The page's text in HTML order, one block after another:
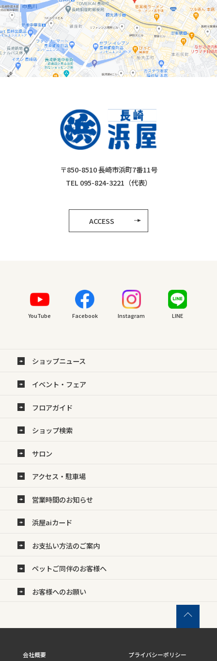
〒850-8510 長崎市浜町7番11号
TEL 095-824-3221（代表）
ACCESS
YouTube Facebook Instagram LINE
ショップニュース
イベント・フェア
フロアガイド
ショップ検索
サロン
アクセス・駐車場
営業時間のお知らせ
浜屋aiカード
お支払い方法のご案内
ペットご同伴のお客様へ
お客様へのお願い
会社概要 プライバシーポリシー